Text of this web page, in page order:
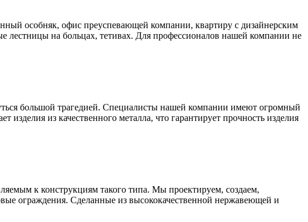
особняк, офис преуспевающей компании, квартиру с дизайнерским
на больцах, тетивах. Для профессионалов нашей компании не
большой трагедией. Специалисты нашей компании имеют огромный
из качественного металла, что гарантирует прочность изделия
к конструкциям такого типа. Мы проектируем, создаем,
ограждения. Сделанные из высококачественной нержавеющей и